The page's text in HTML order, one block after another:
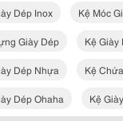
Dép Inox Kệ Móc
Giày Dép Kệ Giày
Dép Nhựa Kệ
Dép Ohaha Kệ